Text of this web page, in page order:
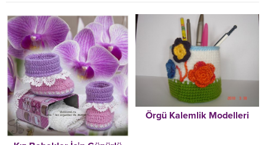
Örgü Kalemlik Modelleri